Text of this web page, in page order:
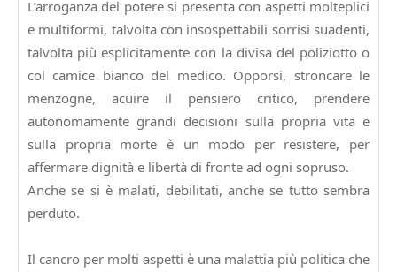
L’arroganza del potere si presenta con aspetti molteplici
e multiformi, talvolta con insospettabili sorrisi suadenti,
talvolta più esplicitamente con la divisa del poliziotto o
col camice bianco del medico. Opporsi, stroncare le
menzogne, acuire il pensiero critico, prendere
autonomamente grandi decisioni sulla propria vita e
sulla propria morte è un modo per resistere, per
affermare dignità e libertà di fronte ad ogni sopruso.
Anche se si è malati, debilitati, anche se tutto sembra
perduto.
Il cancro per molti aspetti è una malattia più politica che